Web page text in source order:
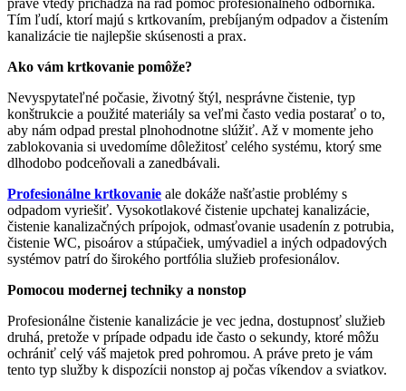
Tím ľudí, ktorí majú s krtkovaním, prebíjaným odpadov a čistením
kanalizácie tie najlepšie skúsenosti a prax.
Ako vám krtkovanie pomôže?
Nevyspytateľné počasie, životný štýl, nesprávne čistenie, typ
konštrukcie a použité materiály sa veľmi často vedia postarať o to,
aby nám odpad prestal plnohodnotne slúžiť. Až v momente jeho
zablokovania si uvedomíme dôležitosť celého systému, ktorý sme
dlhodobo podceňovali a zanedbávali.
Profesionálne krtkovanie ale dokáže našťastie problémy s
odpadom vyriešiť. Vysokotlakové čistenie upchatej kanalizácie,
čistenie kanalizačných prípojok, odmasťovanie usadenín z potrubia,
čistenie WC, pisoárov a stúpačiek, umývadiel a iných odpadových
systémov patrí do širokého portfólia služieb profesionálov.
Pomocou modernej techniky a nonstop
Profesionálne čistenie kanalizácie je vec jedna, dostupnosť služieb
druhá, pretože v prípade odpadu ide často o sekundy, ktoré môžu
ochrániť celý váš majetok pred pohromou. A práve preto je vám
tento typ služby k dispozícii nonstop aj počas víkendov a sviatkov.